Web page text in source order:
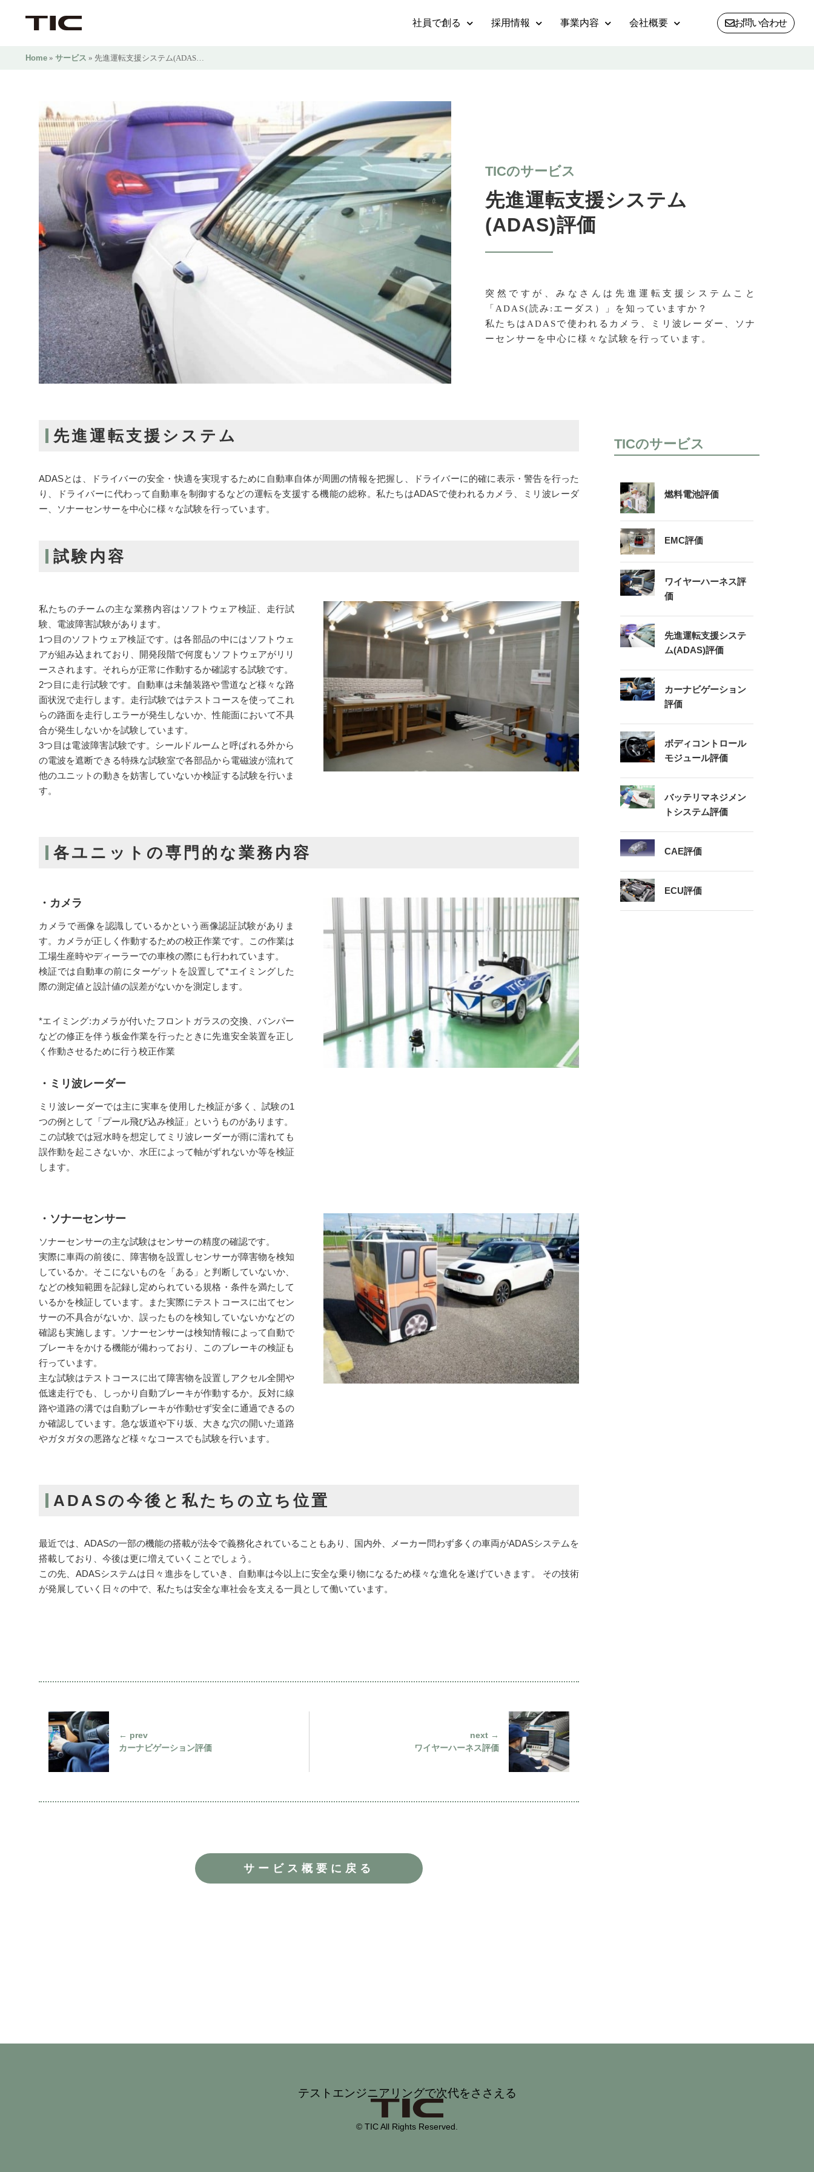
社員で創る 採用情報 事業内容 会社概要 お問い合わせ
Home » サービス » 先進運転支援システム(ADAS…
TICのサービス
先進運転支援システム
(ADAS)評価
突然ですが、みなさんは先進運転支援システムこと
「ADAS(読み:エーダス）」を知っていますか？
私たちはADASで使われるカメラ、ミリ波レーダー、ソナ
ーセンサーを中心に様々な試験を行っています。
先進運転支援システム
ADASとは、ドライバーの安全・快適を実現するために自動車自体が周囲の情報を把握し、ドライバーに的確に表示・警告を行った
り、ドライバーに代わって自動車を制御するなどの運転を支援する機能の総称。私たちはADASで使われるカメラ、ミリ波レーダ
ー、ソナーセンサーを中心に様々な試験を行っています。
試験内容
私たちのチームの主な業務内容はソフトウェア検証、走行試
験、電波障害試験があります。
1つ目のソフトウェア検証です。は各部品の中にはソフトウェ
アが組み込まれており、開発段階で何度もソフトウェアがリリ
ースされます。それらが正常に作動するか確認する試験です。
2つ目に走行試験です。自動車は未舗装路や雪道など様々な路
面状況で走行します。走行試験ではテストコースを使ってこれ
らの路面を走行しエラーが発生しないか、性能面において不具
合が発生しないかを試験しています。
3つ目は電波障害試験です。シールドルームと呼ばれる外から
の電波を遮断できる特殊な試験室で各部品から電磁波が流れて
他のユニットの動きを妨害していないか検証する試験を行いま
す。
各ユニットの専門的な業務内容
・カメラ
カメラで画像を認識しているかという画像認証試験がありま
す。カメラが正しく作動するための校正作業です。この作業は
工場生産時やディーラーでの車検の際にも行われています。
検証では自動車の前にターゲットを設置して*エイミングした
際の測定値と設計値の誤差がないかを測定します。
*エイミング:カメラが付いたフロントガラスの交換、バンパー
などの修正を伴う板金作業を行ったときに先進安全装置を正し
く作動させるために行う校正作業
・ミリ波レーダー
ミリ波レーダーでは主に実車を使用した検証が多く、試験の1
つの例として「プール飛び込み検証」というものがあります。
この試験では冠水時を想定してミリ波レーダーが雨に濡れても
誤作動を起こさないか、水圧によって軸がずれないか等を検証
します。
・ソナーセンサー
ソナーセンサーの主な試験はセンサーの精度の確認です。
実際に車両の前後に、障害物を設置しセンサーが障害物を検知
しているか。そこにないものを「ある」と判断していないか、
などの検知範囲を記録し定められている規格・条件を満たして
いるかを検証しています。また実際にテストコースに出てセン
サーの不具合がないか、誤ったものを検知していないかなどの
確認も実施します。ソナーセンサーは検知情報によって自動で
ブレーキをかける機能が備わっており、このブレーキの検証も
行っています。
主な試験はテストコースに出て障害物を設置しアクセル全開や
低速走行でも、しっかり自動ブレーキが作動するか。反対に線
路や道路の溝では自動ブレーキが作動せず安全に通過できるの
か確認しています。急な坂道や下り坂、大きな穴の開いた道路
やガタガタの悪路など様々なコースでも試験を行います。
ADASの今後と私たちの立ち位置
最近では、ADASの一部の機能の搭載が法令で義務化されていることもあり、国内外、メーカー問わず多くの車両がADASシステムを
搭載しており、今後は更に増えていくことでしょう。
この先、ADASシステムは日々進歩をしていき、自動車は今以上に安全な乗り物になるため様々な進化を遂げていきます。 その技術
が発展していく日々の中で、私たちは安全な車社会を支える一員として働いています。
← prev
カーナビゲーション評価
next →
ワイヤーハーネス評価
サービス概要に戻る
TICのサービス
燃料電池評価
EMC評価
ワイヤーハーネス評
価
先進運転支援システ
ム(ADAS)評価
カーナビゲーション
評価
ボディコントロール
モジュール評価
バッテリマネジメン
トシステム評価
CAE評価
ECU評価
テストエンジニアリングで次代をささえる
© TIC All Rights Reserved.